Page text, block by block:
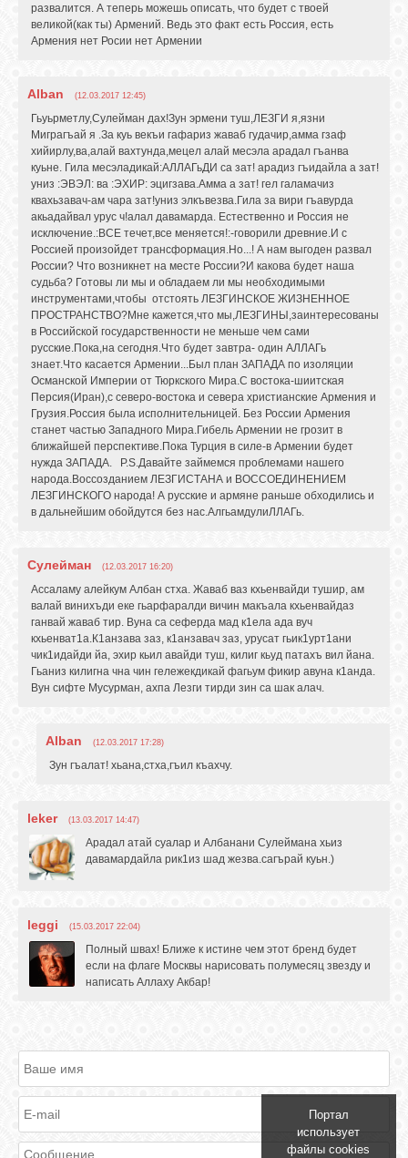
развалится. А теперь можешь описать, что будет с твоей
великой(как ты) Армений. Ведь это факт есть Россия, есть
Армения нет Росии нет Армении
Alban (12.03.2017 12:45)
Гьуьрметлу,Сулейман дах!Зун эрмени туш,ЛЕЗГИ я,язни
Миграгъай я .За куь векъи гафариз жаваб гудачир,амма гзаф
хийирлу,ва,алай вахтунда,мецел алай месэла арадал гъанва
куьне. Гила месэладикай:АЛЛАГьДИ са зат! арадиз гъидайла а зат!
униз :ЭВЭЛ: ва :ЭХИР: эцигзава.Амма а зат! гел галамачиз
квахьзавач-ам чара зат!униз элкъвезва.Гила за вири гъавурда
акьадайвал урус ч!алал давамарда. Естественно и Россия не
исключение.:ВСЕ течет,все меняется!:-говорили древние.И с
Россией произойдет трансформация.Но...! А нам выгоден развал
России? Что возникнет на месте России?И какова будет наша
судьба? Готовы ли мы и обладаем ли мы необходимыми
инструментами,чтобы отстоять ЛЕЗГИНСКОЕ ЖИЗНЕННОЕ
ПРОСТРАНСТВО?Мне кажется,что мы,ЛЕЗГИНЫ,заинтересованы
в Российской государственности не меньше чем сами
русские.Пока,на сегодня.Что будет завтра- один АЛЛАГь
знает.Что касается Армении...Был план ЗАПАДА по изоляции
Османской Империи от Тюркского Мира.С востока-шиитская
Персия(Иран),с северо-востока и севера христианские Армения и
Грузия.Россия была исполнительницей. Без России Армения
станет частью Западного Мира.Гибель Армении не грозит в
ближайшей перспективе.Пока Турция в силе-в Армении будет
нужда ЗАПАДА. P.S.Давайте займемся проблемами нашего
народа.Воссозданием ЛЕЗГИСТАНА и ВОССОЕДИНЕНИЕМ
ЛЕЗГИНСКОГО народа! А русские и армяне раньше обходились и
в дальнейшим обойдутся без нас.АлгьамдулиЛЛАГь.
Сулейман (12.03.2017 16:20)
Ассаламу алейкум Албан стха. Жаваб ваз кхьенвайди тушир, ам
валай винихъди еке гьарфаралди вичин макъала кхьенвайдаз
ганвай жаваб тир. Вуна са сеферда мад к1ела ада вуч
кхьенват1а.К1анзава заз, к1анзавач заз, урусат гьик1урт1ани
чик1идайди йа, эхир кьил авайди туш, килиг кьуд патахъ вил йана.
Гьаниз килигна чна чин гележекдикай фагьум фикир авуна к1анда.
Вун сифте Мусурман, ахпа Лезги тирди зин са шак алач.
Alban (12.03.2017 17:28)
Зун гъалат! хьана,стха,гъил къахчу.
leker (13.03.2017 14:47)
Арадал атай суалар и Албанани Сулеймана хьиз
давамардайла рик1из шад жезва.сагърай куьн.)
leggi (15.03.2017 22:04)
Полный швах! Ближе к истине чем этот бренд будет
если на флаге Москвы нарисовать полумесяц звезду и
написать Аллаху Акбар!
Портал
использует
файлы cookies